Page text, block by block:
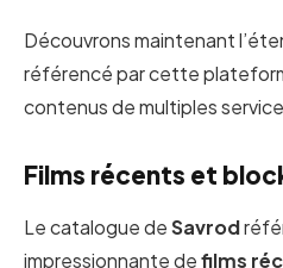
Découvrons maintenant
référencé par cette
contenus de multiples
Films récents et
Le catalogue deSavrod
impressionnante defilms